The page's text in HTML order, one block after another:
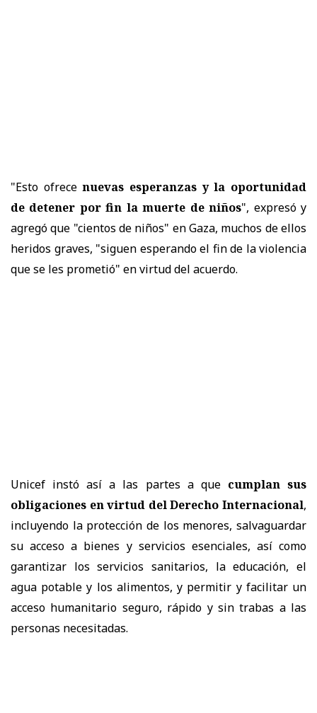
"Esto ofrecenuevas esperanzas y la oportunidad
de detener por fin la muerte de niños", expresó y
agregó que "cientos de niños" en Gaza, muchos de ellos
heridos graves, "siguen esperando el fin de la violencia
que se les prometió" en virtud del acuerdo.
Unicef instó así a las partes a que cumplan sus
obligaciones en virtud del Derecho Internacional,
incluyendo la protección de los menores, salvaguardar
su acceso a bienes y servicios esenciales, así como
garantizar los servicios sanitarios, la educación, el
agua potable y los alimentos, y permitir y facilitar un
acceso humanitario seguro, rápido y sin trabas a las
personas necesitadas.